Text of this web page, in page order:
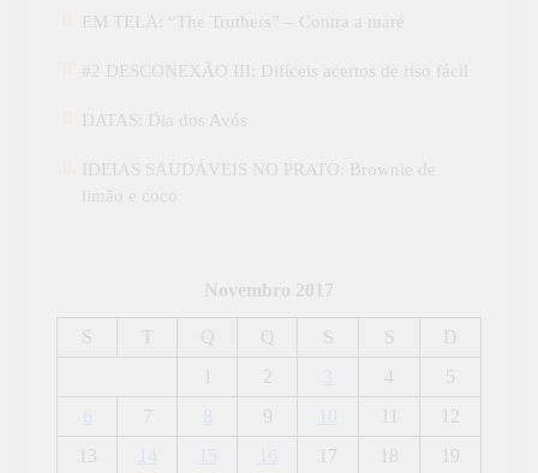
EM TELA: “The Truthers” – Contra a maré
#2 DESCONEXÃO III: Difíceis acertos de riso fácil
DATAS: Dia dos Avós
IDEIAS SAUDÁVEIS NO PRATO: Brownie de
limão e coco
Novembro 2017
S T Q Q S S
D
1
2 4
5
7 9 11
12
13
17 18
19